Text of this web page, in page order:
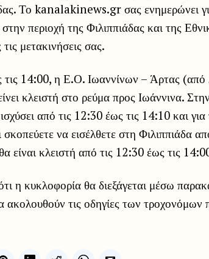
Το kanalakinews.gr σας ενημερώνει
περιοχή της Φιλιππιάδας και της
μετακινήσεις σας.
τις 14:00, η Ε.Ο. Ιωαννίνων – Άρτας
κλειστή στο ρεύμα προς Ιωάννινα.
από τις 12:30 έως τις 14:10 και
να εισέλθετε στη Φιλιππιάδα
είναι κλειστή από τις 12:30 έως τις
η κυκλοφορία θα διεξάγεται μέσω
ακολουθούν τις οδηγίες των τροχονόμων